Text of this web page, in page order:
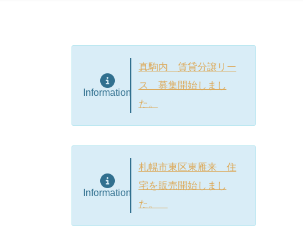
Information
真駒内 賃貸分譲リー
ス 募集開始しまし
た。
Information
札幌市東区東雁来 住
宅を販売開始しまし
た。